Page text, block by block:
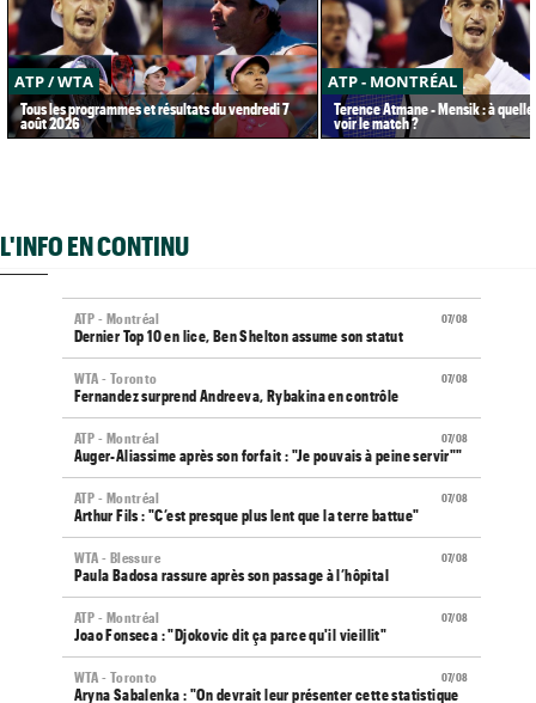
ATP / WTA
Tous les programmes et résultats du vendredi 7
août 2026
ATP - MONTRÉAL
Terence Atmane - Mensik : à
voir le match ?
L'INFO EN CONTINU
07/08
ATP - Montréal
Dernier Top 10 en lice, Ben Shelton assume son statut
07/08
WTA - Toronto
Fernandez surprend Andreeva, Rybakina en contrôle
07/08
ATP - Montréal
Auger-Aliassime après son forfait : "Je pouvais à peine servir""
07/08
ATP - Montréal
Arthur Fils : "C’est presque plus lent que la terre battue"
07/08
WTA - Blessure
Paula Badosa rassure après son passage à l’hôpital
07/08
ATP - Montréal
Joao Fonseca : "Djokovic dit ça parce qu'il vieillit"
07/08
WTA - Toronto
Aryna Sabalenka : "On devrait leur présenter cette statistique